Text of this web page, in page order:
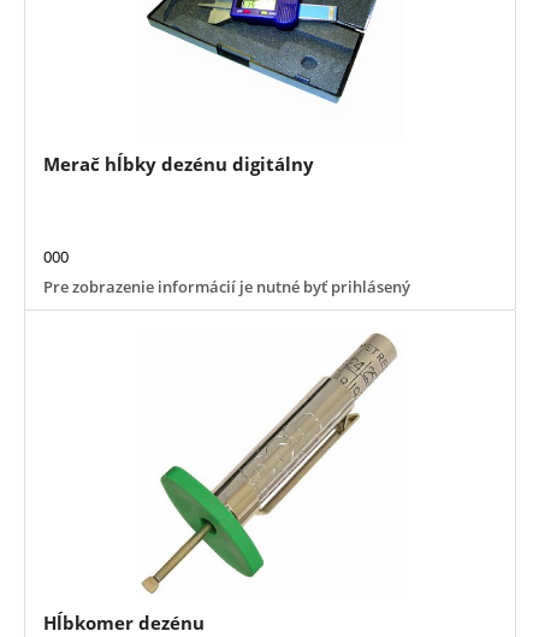
Merač hĺbky dezénu digitálny
000
Pre zobrazenie informácií je nutné byť prihlásený
Hĺbkomer dezénu